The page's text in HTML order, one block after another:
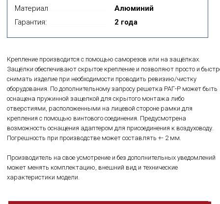
Материал
Алюминий
Гарантия:
2 года
Крепление производится с помощью саморезов или на защёлках.
Защёлки обеспечивают скрытое крепление и позволяют просто и
снимать изделие при необходимости проводить ревизию/чистку
оборудования. По дополнительному запросу решетка РАГ-Р может быть
оснащена пружинной защелкой для скрытого монтажа либо
отверстиями, расположенными на лицевой стороне рамки для
крепления с помощью винтового соединения. Предусмотрена
возможность оснащения адаптером для присоединения к воздуховоду.
Погрешность при производстве может составлять +- 2 мм.
Производитель на свое усмотрение и без дополнительных уведомлений
может менять комплектацию, внешний вид и технические
характеристики модели.